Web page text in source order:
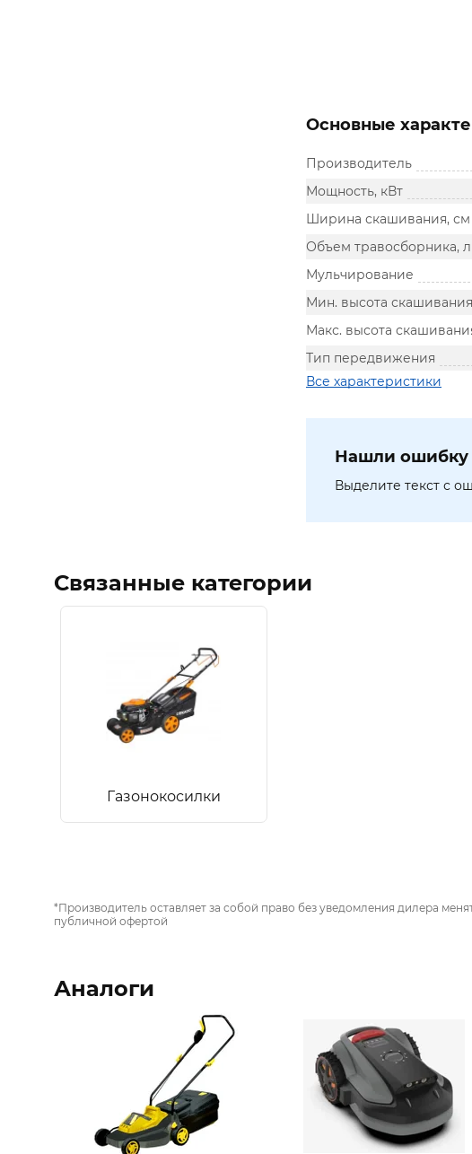
Основные
Производитель
Мощность, кВт
Ширина скашивания, см
Объем травосборника, л
Мульчирование
Мин. высота
Макс. высота
Тип передвижения
Все характеристики
Нашли ошибку
Выделите текст с
Связанные категории
Газонокосилки
*Производитель оставляет за собой право без уведомления дилера
публичной офертой
Аналоги